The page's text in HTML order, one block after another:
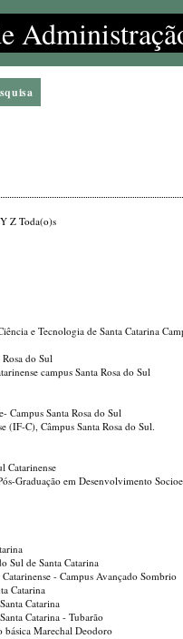
Y Z Toda(o)s
e Tecnologia de Santa Catarina
do Sul
campus Santa Rosa do Sul
Campus Santa Rosa do Sul
(IF-C), Câmpus Santa Rosa do Sul.
Catarinense
Graduação em Desenvolvimento
Sul de Santa Catarina
- Campus Avançado Sombrio
Catarina
Catarina
Catarina - Tubarão
básica Marechal Deodoro